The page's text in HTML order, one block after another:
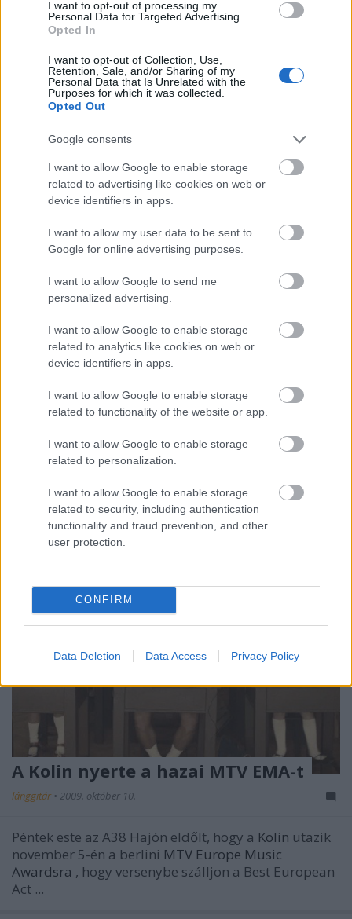
I want to opt-out of processing my
Personal Data for Targeted Advertising.
Opted In
I want to opt-out of Collection, Use,
Retention, Sale, and/or Sharing of my
Personal Data that Is Unrelated with the
Purposes for which it was collected.
Opted Out
Google consents
I want to allow Google to enable storage
related to advertising like cookies on web or
device identifiers in apps.
I want to allow my user data to be sent to
Google for online advertising purposes.
I want to allow Google to send me
personalized advertising.
I want to allow Google to enable storage
related to analytics like cookies on web or
device identifiers in apps.
I want to allow Google to enable storage
related to functionality of the website or app.
I want to allow Google to enable storage
related to personalization.
I want to allow Google to enable storage
related to security, including authentication
functionality and fraud prevention, and other
user protection.
CONFIRM
Data Deletion Data Access Privacy Policy
hogy nem szándékoznak újabb nagylemezt kiadni,
inkább csak majd potyogtatják a dalokat egyenként,
Temple Of The Dog-reunion
lánggitár •2009. október 10.
A Temple Of The Dogot akár úgy is felfoghatjuk,
mint a Pearl Jam elődjét, csak itt még a
Vedder helyett ...
A Kolin nyerte a hazai MTV EMA-t
lánggitár • 2009. október 10.
Péntek este az A38 Hajón eldőlt, hogy a Kolin utazik
november 5-én a berlini MTV Europe Music
Awardsra , hogy versenybe szálljon a Best European
Act ...